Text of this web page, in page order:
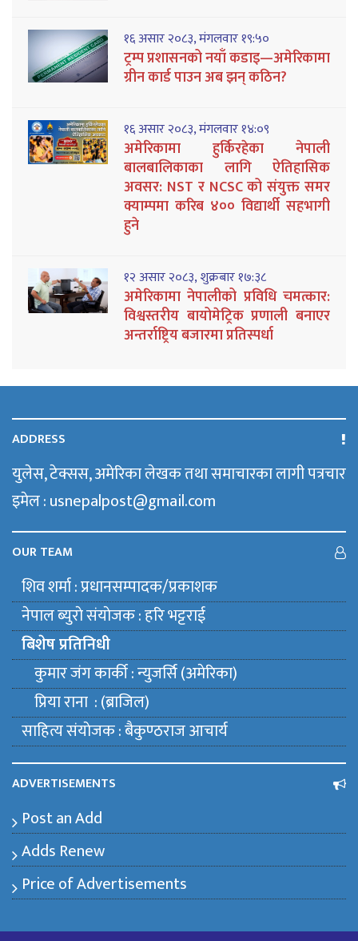
१६ असार २०८३, मंगलवार १९:५०
ट्रम्प प्रशासनको नयाँ कडाइ—अमेरिकामा
ग्रीन कार्ड पाउन अब झन् कठिन?
१६ असार २०८३, मंगलवार १४:०९
अमेरिकामा हुर्किरहेका नेपाली
बालबालिकाका लागि ऐतिहासिक
अवसर: NST र NCSC को संयुक्त समर
क्याम्पमा करिब ४०० विद्यार्थी सहभागी
हुने
१२ असार २०८३, शुक्रबार १७:३८
अमेरिकामा नेपालीको प्रविधि चमत्कार:
विश्वस्तरीय बायोमेट्रिक प्रणाली बनाएर
अन्तर्राष्ट्रिय बजारमा प्रतिस्पर्धा
ADDRESS
युलेस, टेक्सस, अमेरिका लेखक तथा समाचारका लागी पत्रचार
इमेल : usnepalpost@gmail.com
OUR TEAM
शिव शर्मा : प्रधानसम्पादक/प्रकाशक
नेपाल ब्युराे संयाेजक : हरि भट्टराई
बिशेष प्रतिनिधी
कुमार जंग कार्की : न्युजर्सि (अमेरिका)
प्रिया राना : (ब्राजिल)
साहित्य संयाेजक : बैकुण्ठराज आचार्य
ADVERTISEMENTS
Post an Add
Adds Renew
Price of Advertisements